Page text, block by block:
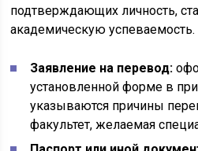
подтверждающих личность,
академическую успеваемость.
Заявление на перевод:
установленной форме в
указываются причины
факультет, желаемая